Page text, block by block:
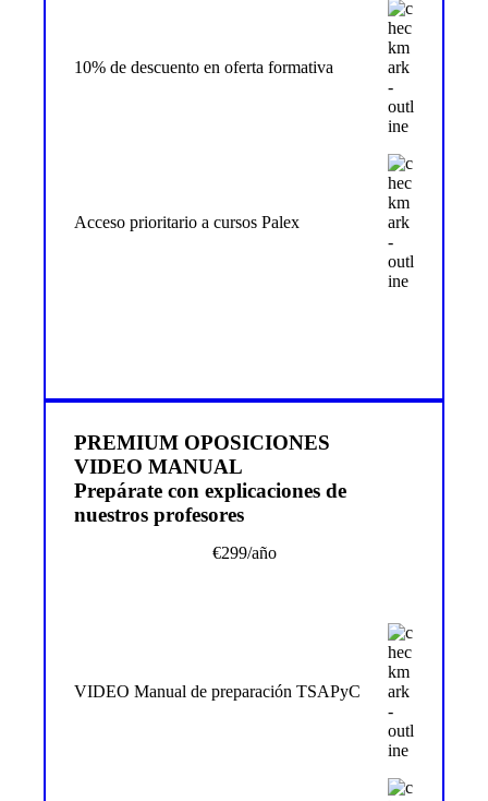
10% de descuento en oferta formativa
Acceso prioritario a cursos Palex
PREMIUM OPOSICIONES
VIDEO MANUAL
Prepárate con explicaciones de
nuestros profesores
€299/año
VIDEO Manual de preparación TSAPyC